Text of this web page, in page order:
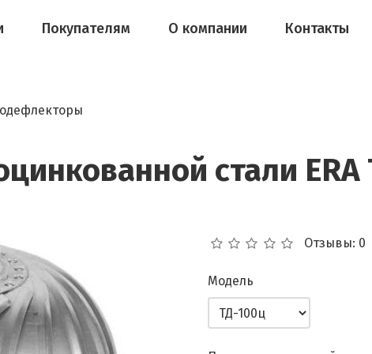
Покупателям О компании Контакты
стали
Отзывы: 0
Модель